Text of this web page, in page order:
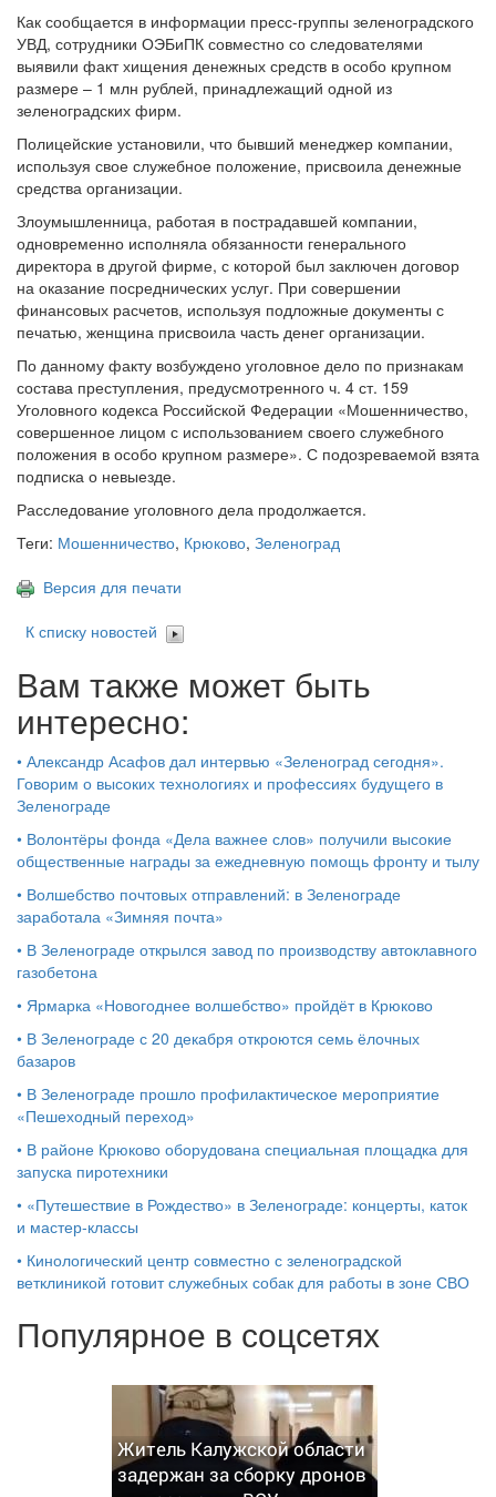
Как сообщается в информации пресс-группы зеленоградского
УВД, сотрудники ОЭБиПК совместно со следователями
выявили факт хищения денежных средств в особо крупном
размере – 1 млн рублей, принадлежащий одной из
зеленоградских фирм.
Полицейские установили, что бывший менеджер компании,
используя свое служебное положение, присвоила денежные
средства организации.
Злоумышленница, работая в пострадавшей компании,
одновременно исполняла обязанности генерального
директора в другой фирме, с которой был заключен договор
на оказание посреднических услуг. При совершении
финансовых расчетов, используя подложные документы с
печатью, женщина присвоила часть денег организации.
По данному факту возбуждено уголовное дело по признакам
состава преступления, предусмотренного ч. 4 ст. 159
Уголовного кодекса Российской Федерации «Мошенничество,
совершенное лицом с использованием своего служебного
положения в особо крупном размере». С подозреваемой взята
подписка о невыезде.
Расследование уголовного дела продолжается.
Теги: Мошенничество, Крюково, Зеленоград
Версия для печати
К списку новостей
Вам также может быть
интересно:
• Александр Асафов дал интервью «Зеленоград сегодня».
Говорим о высоких технологиях и профессиях будущего в
Зеленограде
• Волонтёры фонда «Дела важнее слов» получили высокие
общественные награды за ежедневную помощь фронту и тылу
• Волшебство почтовых отправлений: в Зеленограде
заработала «Зимняя почта»
• В Зеленограде открылся завод по производству автоклавного
газобетона
• Ярмарка «Новогоднее волшебство» пройдёт в Крюково
• В Зеленограде с 20 декабря откроются семь ёлочных
базаров
• В Зеленограде прошло профилактическое мероприятие
«Пешеходный переход»
• В районе Крюково оборудована специальная площадка для
запуска пиротехники
• «Путешествие в Рождество» в Зеленограде: концерты, каток
и мастер‑классы
• Кинологический центр совместно с зеленоградской
ветклиникой готовит служебных собак для работы в зоне СВО
Популярное в соцсетях
Житель Калужской области
задержан за сборку дронов